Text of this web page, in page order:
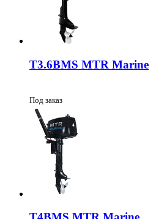
T3.6BMS MTR Marine
Под заказ